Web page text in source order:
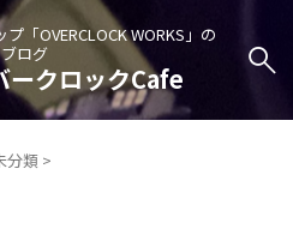
「OVERCLOCK WORKS」の
ブログ
ークロックCafe
分類 >